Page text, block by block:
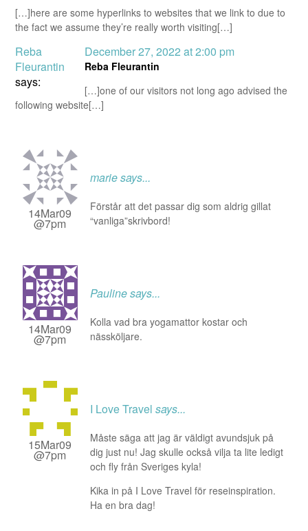
[…]here are some hyperlinks to websites that we link to due to
the fact we assume they’re really worth visiting[…]
Reba
Fleurantin
says:
December 27, 2022 at 2:00 pm
Reba Fleurantin
[…]one of our visitors not long ago advised the
following website[…]
14Mar09
@7pm
mariesays...
Förstår att det passar dig som aldrig gillat
“vanliga”skrivbord!
14Mar09
@7pm
Paulinesays...
Kolla vad bra yogamattor kostar och
nässköljare.
15Mar09
@7pm
I Love Travel says...
Måste säga att jag är väldigt avundsjuk på
dig just nu! Jag skulle också vilja ta lite ledigt
och fly från Sveriges kyla!
Kika in på I Love Travel för reseinspiration.
Ha en bra dag!